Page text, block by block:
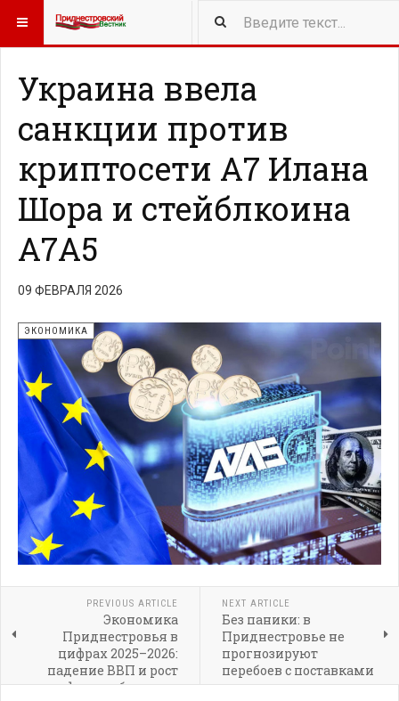
418 NEW ARTICLES
Украина ввела
санкции против
криптосети A7 Илана
Шора и стейблкоина
A7A5
09 ФЕВРАЛЯ 2026
ЭКОНОМИКА
PREVIOUS ARTICLE
Экономика
Приднестровья в
цифрах 2025–2026:
падение ВВП и рост
дефицита бюджета
NEXT ARTICLE
Без паники: в
Приднестровье не
прогнозируют
перебоев с поставками
газа